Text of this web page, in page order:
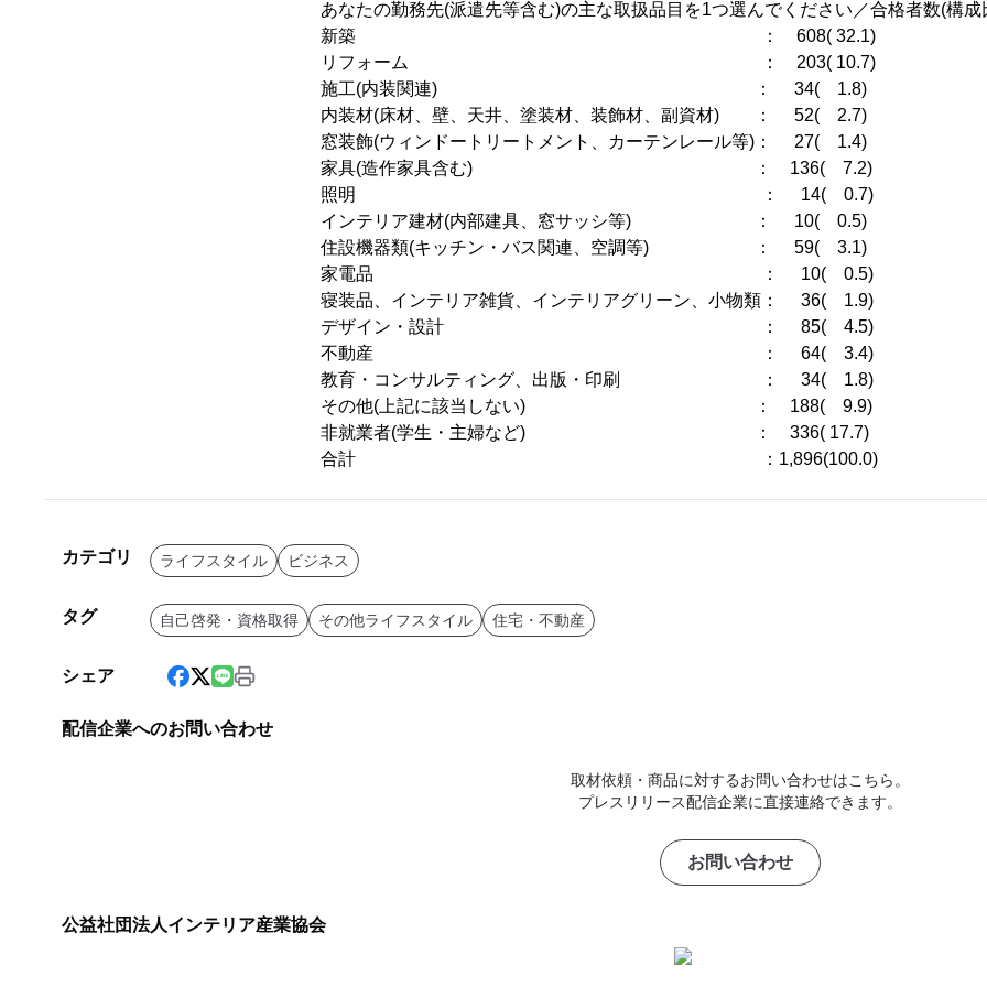
あなたの勤務先(派遣先等含む)の主な取扱品目を1つ選んでください／合格者数(構成
新築 ： 608( 32.1)
リフォーム ： 203( 10.7)
施工(内装関連) ： 34( 1.8)
内装材(床材、壁、天井、塗装材、装飾材、副資材) ： 52( 2.7)
窓装飾(ウィンドートリートメント、カーテンレール等)： 27( 1.4)
家具(造作家具含む) ： 136( 7.2)
照明 ： 14( 0.7)
インテリア建材(内部建具、窓サッシ等) ： 10( 0.5)
住設機器類(キッチン・バス関連、空調等) ： 59( 3.1)
家電品 ： 10( 0.5)
寝装品、インテリア雑貨、インテリアグリーン、小物類： 36( 1.9)
デザイン・設計 ： 85( 4.5)
不動産 ： 64( 3.4)
教育・コンサルティング、出版・印刷 ： 34( 1.8)
その他(上記に該当しない) ： 188( 9.9)
非就業者(学生・主婦など) ： 336( 17.7)
合計 ：1,896(100.0)
カテゴリ ライフスタイル ビジネス
タグ 自己啓発・資格取得 その他ライフスタイル 住宅・不動産
シェア
配信企業へのお問い合わせ
取材依頼・商品に対するお問い合わせはこちら。
プレスリリース配信企業に直接連絡できます。
お問い合わせ
公益社団法人インテリア産業協会